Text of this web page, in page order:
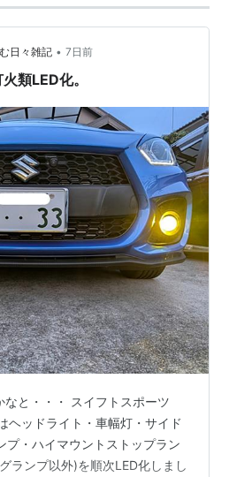
日々雑記 • 7日前
類LED化。
なと・・・ スイフトスポーツ
ヘッドライト・車幅灯・サイド
プ・ハイマウントストップラン
ランプ以外)を順次LED化しまし